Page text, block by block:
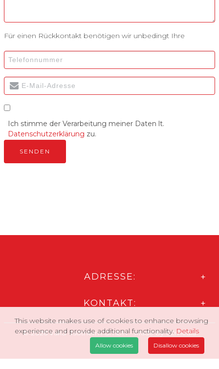
Für einen Rückkontakt benötigen wir unbedingt Ihre
Ich stimme der Verarbeitung meiner Daten lt.
Datenschutzerklärung zu.
ADRESSE:
KONTAKT:
© 2026 Vaku -Isotherm GmbH - Made byC2media
This website makes use of cookies to enhance browsing
experience and provide additional functionality.Details
Disallow cookies
Allow cookies